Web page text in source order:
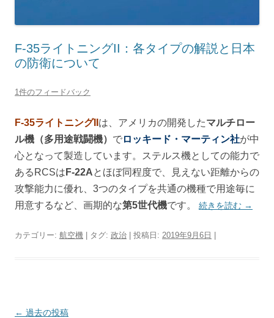
F-35ライトニングII：各タイプの解説と日本
の防衛について
1件のフィードバック
F-35ライトニングII は、アメリカの開発したマルチロー
ル機（多用途戦闘機） でロッキード・マーティン社が中
心となって製造しています。ステルス機としての能力で
あるRCSは F-22Aとほぼ同程度で、見えない距離からの
攻撃能力に優れ、3つのタイプを共通の機種で用途毎に
用意するなど、画期的な第5世代機です。 続きを読む →
カテゴリー: 航空機 | タグ: 政治 | 投稿日: 2019年9月6日 |
投
← 過去の投稿